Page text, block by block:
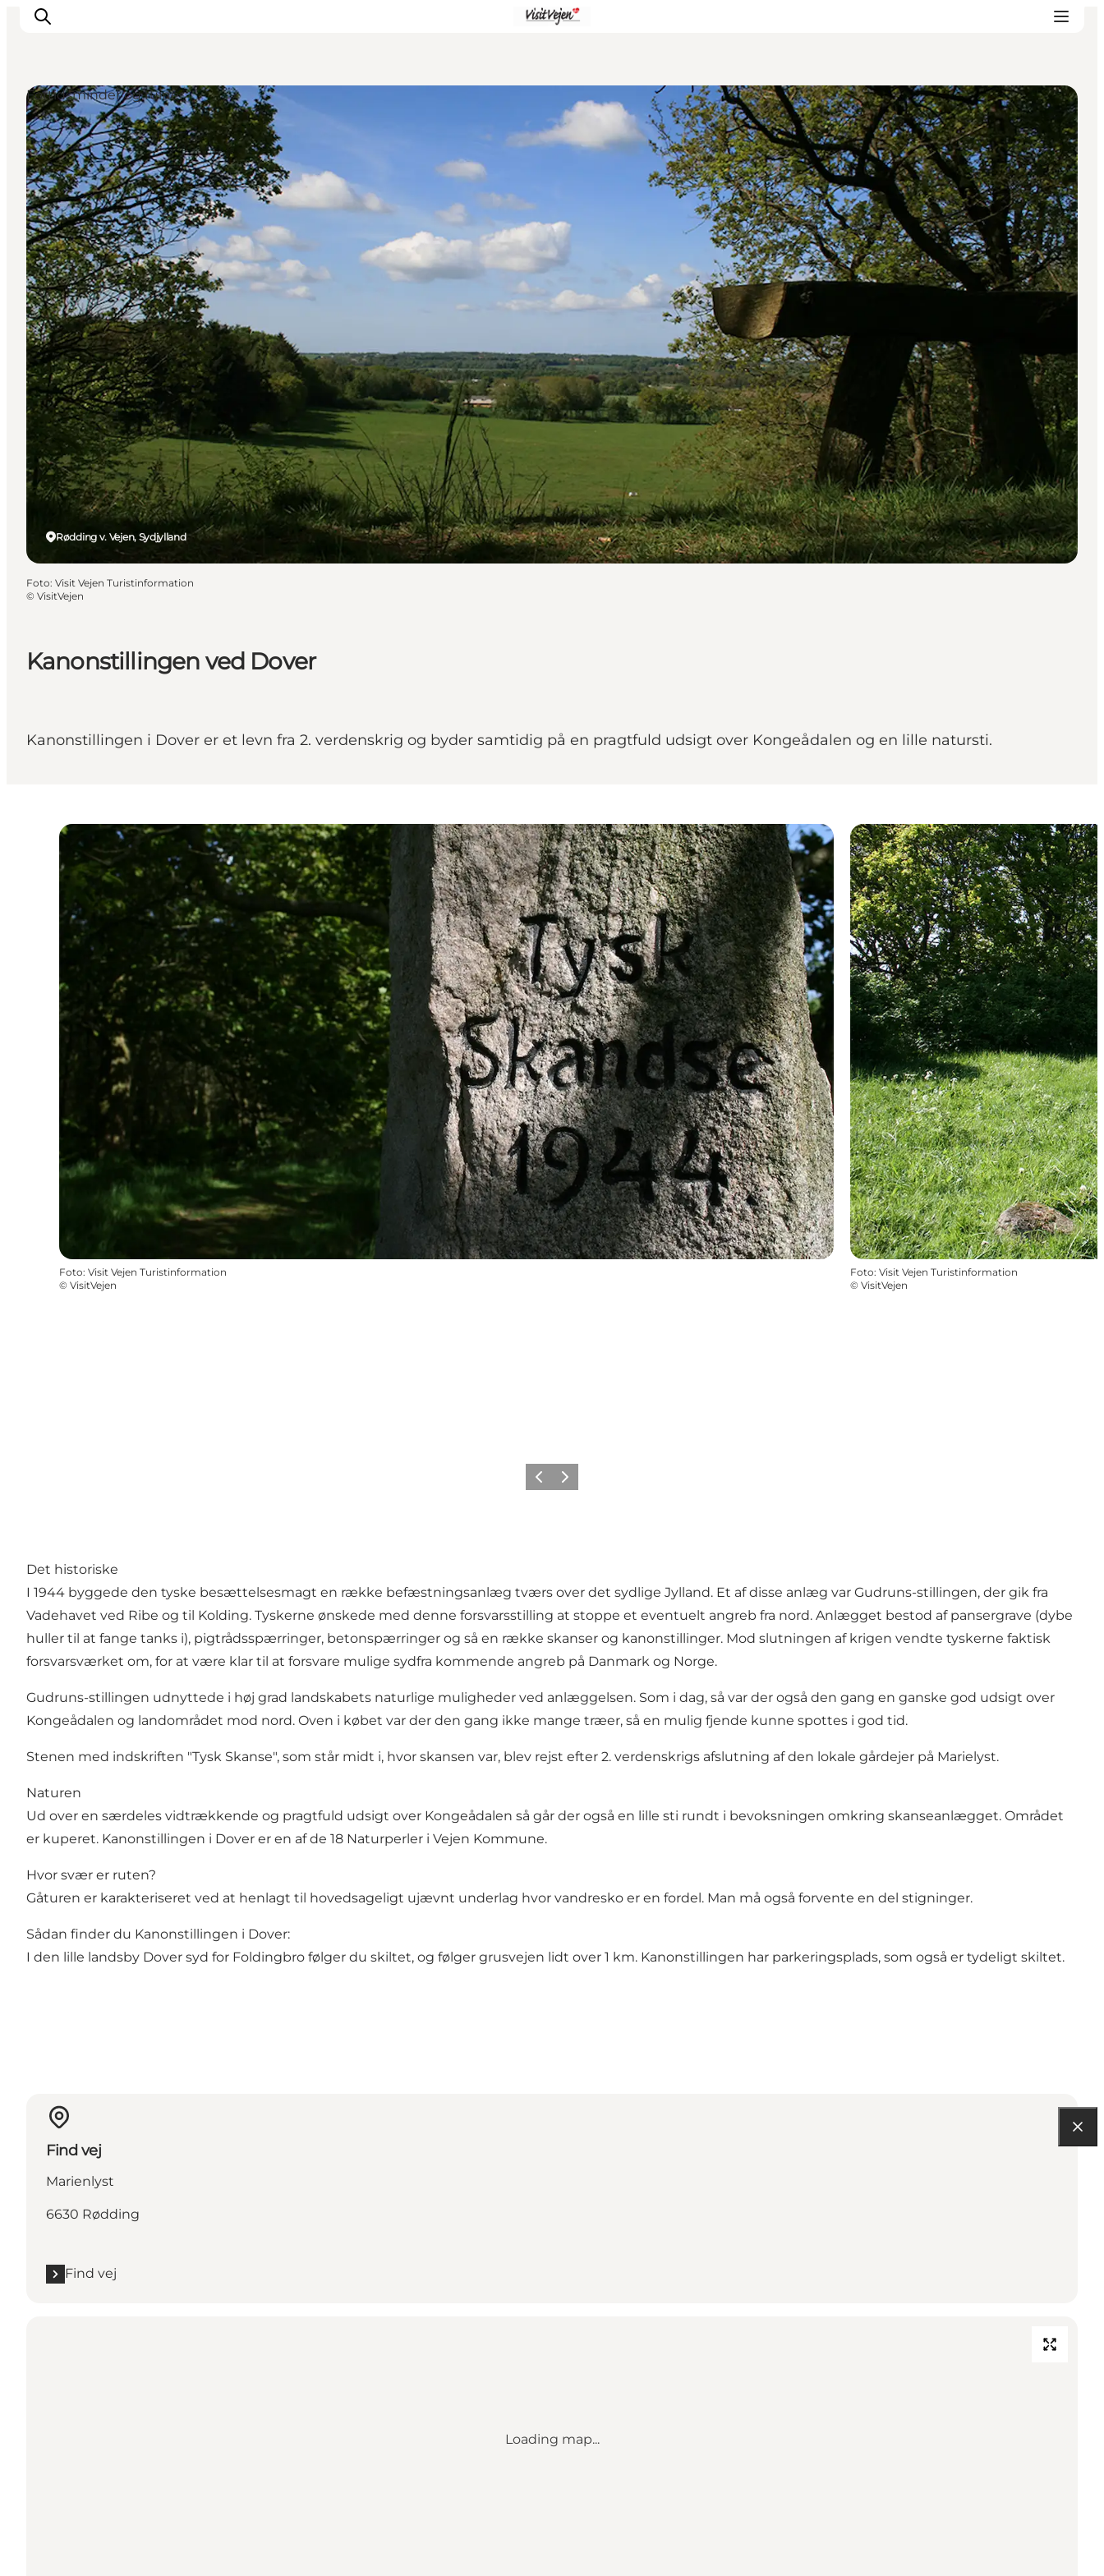
Spise
Sove
Natur
Se og oplev
Byer
Events
Udforsk
Kanonstillingen ved Dover
Kanonstillingen i Dover er et levn fra 2. verdenskrig og byder samtidig på en pragtfuld udsigt over Kongeådalen og en lille natursti.
Rødding v. Vejen, Sydjylland
Fortidsminder og ruiner
Foto: Visit Vejen Turistinformation
© VisitVejen
Foto: Visit Vejen Turistinformation
© VisitVejen
Foto: Visit Vejen Turistinformation
© VisitVejen
Forrige billede
Næste billede
Det historiske
I 1944 byggede den tyske besættelsesmagt en række befæstningsanlæg tværs over det sydlige Jylland. Et af disse anlæg var Gudruns-stillingen, der gik fra
Vadehavet ved Ribe og til Kolding. Tyskerne ønskede med denne forsvarsstilling at stoppe et eventuelt angreb fra nord. Anlægget bestod af pansergrave (dybe
huller til at fange tanks i), pigtrådsspærringer, betonspærringer og så en række skanser og kanonstillinger. Mod slutningen af krigen vendte tyskerne faktisk
forsvarsværket om, for at være klar til at forsvare mulige sydfra kommende angreb på Danmark og Norge.
Gudruns-stillingen udnyttede i høj grad landskabets naturlige muligheder ved anlæggelsen. Som i dag, så var der også den gang en ganske god udsigt over
Kongeådalen og landområdet mod nord. Oven i købet var der den gang ikke mange træer, så en mulig fjende kunne spottes i god tid.
Stenen med indskriften "Tysk Skanse", som står midt i, hvor skansen var, blev rejst efter 2. verdenskrigs afslutning af den lokale gårdejer på Marielyst.
Naturen
Ud over en særdeles vidtrækkende og pragtfuld udsigt over Kongeådalen så går der også en lille sti rundt i bevoksningen omkring skanseanlægget. Området
er kuperet. Kanonstillingen i Dover er en af de 18 Naturperler i Vejen Kommune.
Hvor svær er ruten?
Gåturen er karakteriseret ved at henlagt til hovedsageligt ujævnt underlag hvor vandresko er en fordel. Man må også forvente en del stigninger.
Sådan finder du Kanonstillingen i Dover:
I den lille landsby Dover syd for Foldingbro følger du skiltet, og følger grusvejen lidt over 1 km. Kanonstillingen har parkeringsplads, som også er tydeligt skiltet.
Find vej
Marienlyst
6630 Rødding
Find vej
Loading map...